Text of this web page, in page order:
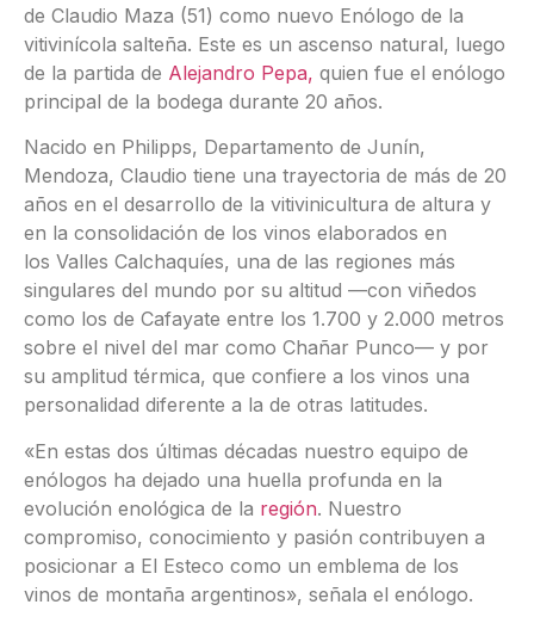
de Claudio Maza (51) como nuevo Enólogo de la
vitivinícola salteña. Este es un ascenso natural, luego
de la partida de Alejandro Pepa, quien fue el enólogo
principal de la bodega durante 20 años.
Nacido en Philipps, Departamento de Junín,
Mendoza, Claudio tiene una trayectoria de más de 20
años en el desarrollo de la vitivinicultura de altura y
en la consolidación de los vinos elaborados en
los Valles Calchaquíes, una de las regiones más
singulares del mundo por su altitud —con viñedos
como los de Cafayate entre los 1.700 y 2.000 metros
sobre el nivel del mar como Chañar Punco— y por
su amplitud térmica, que confiere a los vinos una
personalidad diferente a la de otras latitudes.
«En estas dos últimas décadas nuestro equipo de
enólogos ha dejado una huella profunda en la
evolución enológica de la región. Nuestro
compromiso, conocimiento y pasión contribuyen a
posicionar a El Esteco como un emblema de los
vinos de montaña argentinos», señala el enólogo.